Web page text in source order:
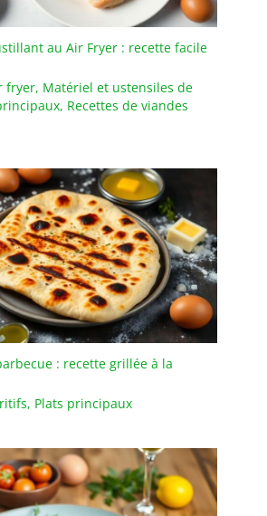
aussi comme plateau de
service pour les steaks de
taille moyenne avec
DESIGN: L'ensemble
d'assiettes est d'un blanc
ergonomique et un
rebord étroit. Les rebords
empêchent les
déversements, gardent le
comptoir et la table
propres. Cadeau idéal
pour la fête des mères, la
fête des pères
EMBALLAGE: Un
emballage bien conçu
protège la vaisselle en
transport. Nous vous
les assiettes
rectangulaires arrivent
cassés
au Air Fryer : recette facile
fryer, Matériel et ustensiles de
, Recettes de viandes
: recette grillée à la
, Plats principaux